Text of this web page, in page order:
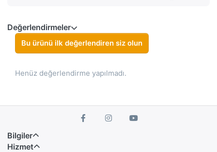
Değerlendirmeler
Bu ürünü ilk değerlendiren siz olun
Henüz değerlendirme yapılmadı.
Bilgiler
Hizmet